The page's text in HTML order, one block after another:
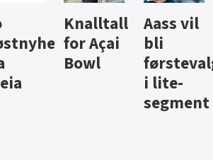
vil
Brus og
jus fra
Berentsen
Hard
iste fra
Hansa